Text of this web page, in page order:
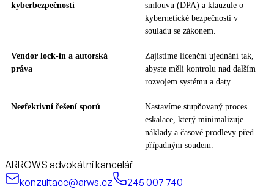
kyberbezpečností
smlouvu (DPA) a klauzule o
kybernetické bezpečnosti v
souladu se zákonem.
Vendor lock-in a autorská
práva
Zajistíme licenční ujednání tak,
abyste měli kontrolu nad dalším
rozvojem systému a daty.
Neefektivní řešení sporů
Nastavíme stupňovaný proces
eskalace, který minimalizuje
náklady a časové prodlevy před
případným soudem.
ARROWS advokátní kancelář
konzultace@arws.cz
245 007 740